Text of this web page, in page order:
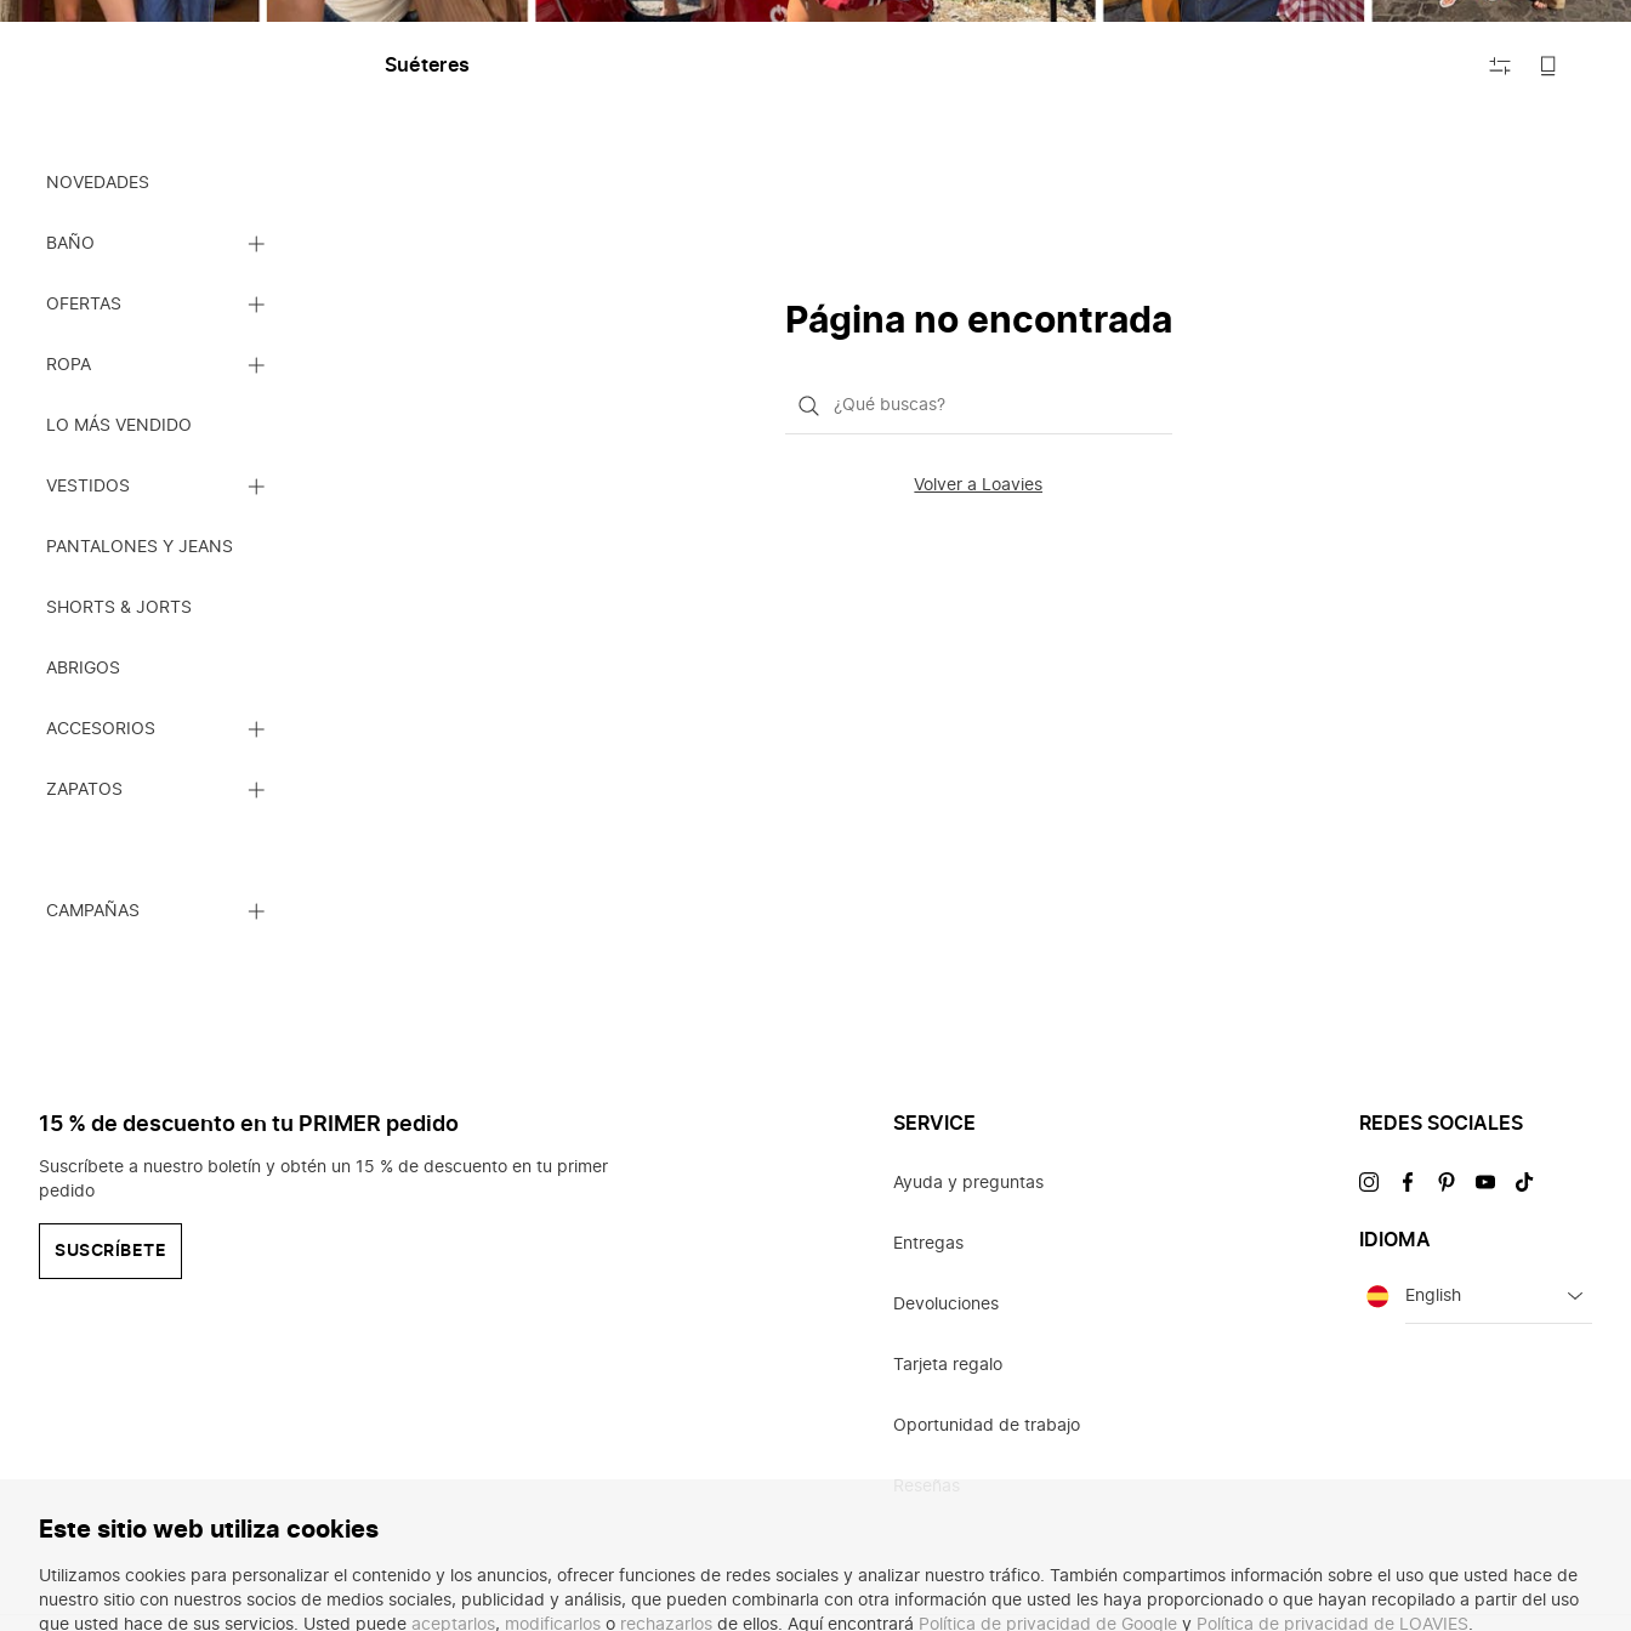
Este sitio web utiliza cookies
Utilizamos cookies para personalizar el contenido y los anuncios, ofrecer funciones de redes sociales y analizar nuestro tráfico. También compartimos información sobre el uso que usted hace de
nuestro sitio con nuestros socios de medios sociales, publicidad y análisis, que pueden combinarla con otra información que usted les haya proporcionado o que hayan recopilado a partir del uso
que usted hace de sus servicios. Usted puede aceptarlos, modificarlos o rechazarlos de ellos. Aquí encontrará Política de privacidad de Google y Política de privacidad de LOAVIES.
NOVEDADES
BAÑO
LISTA
SUBCATEGORÍAS
OFERTAS
LISTA
SUBCATEGORÍAS
ROPA
LISTA
LO MÁS VENDIDO
VESTIDOS
LISTA
PANTALONES Y JEANS
SHORTS & JORTS
ABRIGOS
ACCESORIOS
LISTA
SUBCATEGORÍAS
ZAPATOS
LISTA
CAMPAÑAS
LISTA
Suéteres
FILTRAR
Página no encontrada
¿Qué
Volver a Loavies
15 % de descuento en tu PRIMER pedido
Suscríbete a nuestro boletín y obtén un 15 % de descuento en tu primer
pedido
SUSCRÍBETE
SERVICE
Ayuda y preguntas
Entregas
Devoluciones
Tarjeta regalo
Oportunidad de trabajo
REDES SOCIALES
VisítanosVisítanosVisítanosVisítanosVisítanos
IDIOMA
Idioma